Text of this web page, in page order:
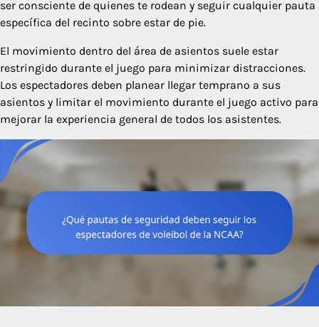
ser consciente de quienes te rodean y seguir cualquier pauta
específica del recinto sobre estar de pie.
El movimiento dentro del área de asientos suele estar
restringido durante el juego para minimizar distracciones.
Los espectadores deben planear llegar temprano a sus
asientos y limitar el movimiento durante el juego activo para
mejorar la experiencia general de todos los asistentes.